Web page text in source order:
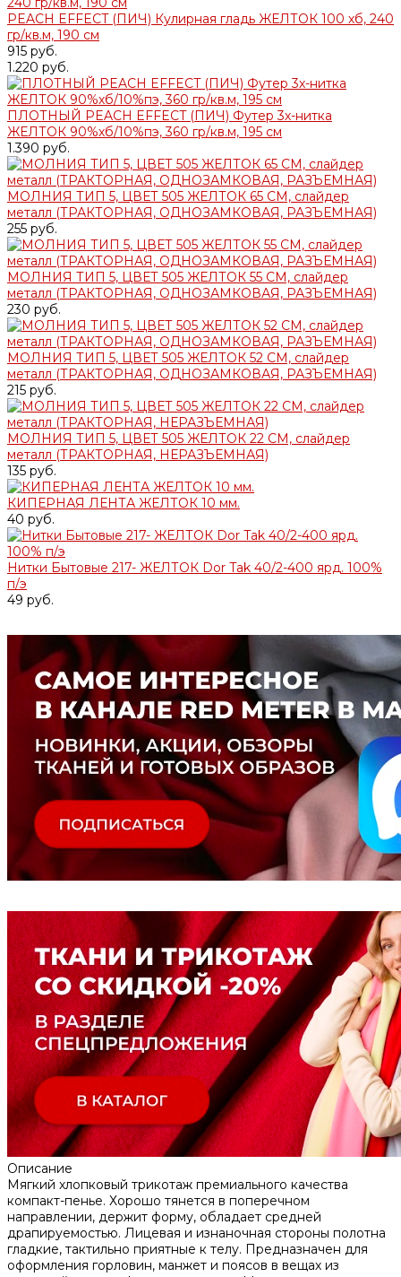
PEACH EFFECT (ПИЧ) Кулирная гладь ЖЕЛТОК 100 хб, 240
гр/кв.м, 190 см
915 руб.
1.220 руб.
ПЛОТНЫЙ PEACH EFFECT (ПИЧ) Футер 3х-нитка
ЖЕЛТОК 90%хб/10%пэ, 360 гр/кв.м, 195 см
1.390 руб.
МОЛНИЯ ТИП 5, ЦВЕТ 505 ЖЕЛТОК 65 СМ, слайдер
металл (ТРАКТОРНАЯ, ОДНОЗАМКОВАЯ, РАЗЪЕМНАЯ)
255 руб.
МОЛНИЯ ТИП 5, ЦВЕТ 505 ЖЕЛТОК 55 СМ, слайдер
металл (ТРАКТОРНАЯ, ОДНОЗАМКОВАЯ, РАЗЪЕМНАЯ)
230 руб.
МОЛНИЯ ТИП 5, ЦВЕТ 505 ЖЕЛТОК 52 СМ, слайдер
металл (ТРАКТОРНАЯ, ОДНОЗАМКОВАЯ, РАЗЪЕМНАЯ)
215 руб.
МОЛНИЯ ТИП 5, ЦВЕТ 505 ЖЕЛТОК 22 СМ, слайдер
металл (ТРАКТОРНАЯ, НЕРАЗЪЕМНАЯ)
135 руб.
КИПЕРНАЯ ЛЕНТА ЖЕЛТОК 10 мм.
40 руб.
Нитки Бытовые 217- ЖЕЛТОК Dor Tak 40/2-400 ярд. 100%
п/э
49 руб.
Описание
Мягкий хлопковый трикотаж премиального качества
компакт-пенье. Хорошо тянется в поперечном
направлении, держит форму, обладает средней
драпируемостью. Лицевая и изнаночная стороны полотна
гладкие, тактильно приятные к телу. Предназначен для
оформления горловин, манжет и поясов в вещах из